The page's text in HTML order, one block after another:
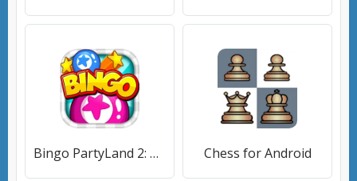
Bingo PartyLand 2: Bingo Games Chess for Android